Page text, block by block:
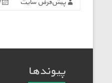
پیش‌فرض سایت
پیوندها